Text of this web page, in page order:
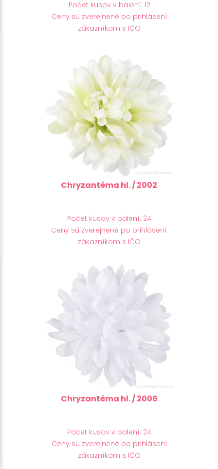
Počet kusov v balení: 12
Ceny sú zverejnené po prihlásení
zákazníkom s IČO
Chryzantéma hl. / 2002
Počet kusov v balení: 24
Ceny sú zverejnené po prihlásení
zákazníkom s IČO
Chryzantéma hl. / 2006
Počet kusov v balení: 24
Ceny sú zverejnené po prihlásení
zákazníkom s IČO